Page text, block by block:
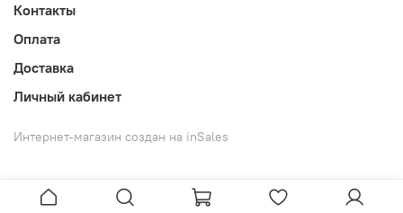
Контакты
Оплата
Доставка
Личный кабинет
Интернет-магазин создан на inSales